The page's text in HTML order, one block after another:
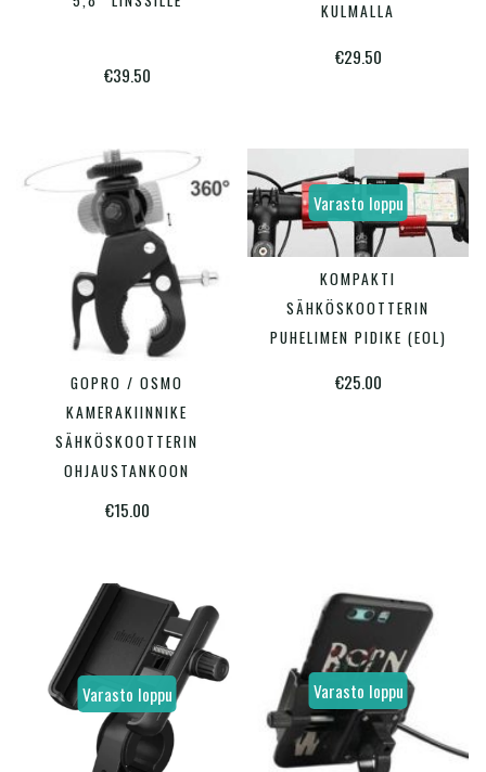
€39.50
KULMALLA
€29.50
LISÄÄ OSTOSKORIIN
GOPRO / OSMO
KAMERAKIINNIKE
SÄHKÖSKOOTTERIN
OHJAUSTANKOON
€15.00
Varasto loppu
VALITSE VAIHTOEHDOISTA
on
KOMPAKTI
SÄHKÖSKOOTTERIN
PUHELIMEN PIDIKE (EOL)
€25.00
Varasto loppu Varasto loppu